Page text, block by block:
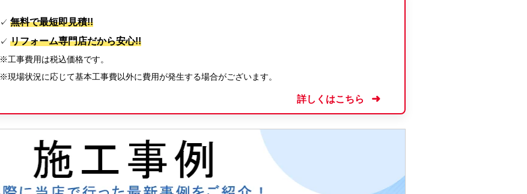
✓ 無料で最短即見積!!
✓ リフォーム専門店だから安心!!
※工事費用は税込価格です。
※現場状況に応じて基本工事費以外に費用が発生する場合がございます。
詳しくはこちら